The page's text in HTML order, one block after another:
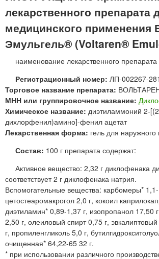
лекарственного препарата
медицинского применения
Эмульгель® (Voltaren®
наименование лекарственного препарата
Регистрационный номер: ЛП-002267-
Торговое название препарата:
МНН или группировочное название:
Химическое название: диэтиламмоний 2-
дихлорфенил)амино]-фенил ацетат
Лекарственная форма: гель для
Состав: 100 г препарата содержат:
Активное вещество: 2,32 г диклофенака
соответствует 2 г диклофенака натрия.
Вспомогательные вещества: карбомеры* 1,1-
цетостеаромакрогол 2,0 г, кокоил
диэтиламин* 0,89-1,37 г, изопропанол 17,50
2,50 г, олеиловый спирт 0,75 г,
г, пропиленгликоль 5,0 г,
очищенная* 64,22-65 32 г.
* при использовании различного